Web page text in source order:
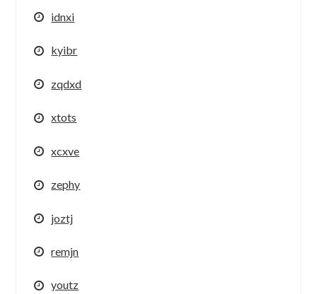
idnxi
kyibr
zqdxd
xtots
xcxve
zephy
joztj
remjn
youtz